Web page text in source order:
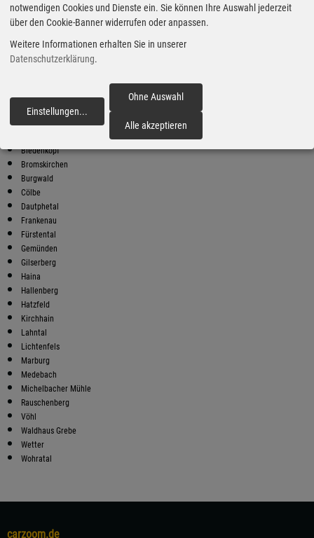
Super E10
Reibert
35216 Biedenkopf
Super E10 Preise in Burgwald
Preiswerter tanken - finden Sie die günstigsten Benzin und Diesel
Preise in Ihrer Stadt
Biedenkopf
Bromskirchen
Burgwald
Cölbe
Dautphetal
Frankenau
Fürstental
Gemünden
Gilserberg
Haina
Hallenberg
Hatzfeld
Kirchhain
Lahntal
Lichtenfels
Marburg
Medebach
Michelbacher Mühle
Rauschenberg
Vöhl
Waldhaus Grebe
Wetter
Wohratal
carzoom.de
notwendigen Cookies und Dienste ein. Sie können Ihre Auswahl jederzeit
über den Cookie-Banner widerrufen oder anpassen.
Weitere Informationen erhalten Sie in unserer
Datenschutzerklärung.
Einstellungen...
Ohne Auswahl
Alle akzeptieren